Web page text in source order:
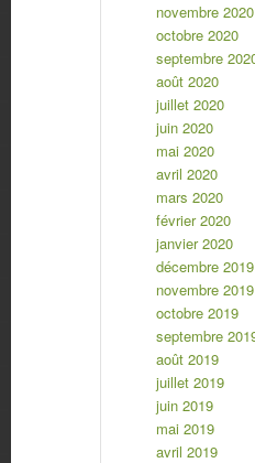
novembre 2020
octobre 2020
septembre
août 2020
juillet 2020
juin 2020
mai 2020
avril 2020
mars 2020
février 2020
janvier 2020
décembre 2019
novembre 2019
octobre 2019
septembre
août 2019
juillet 2019
juin 2019
mai 2019
avril 2019